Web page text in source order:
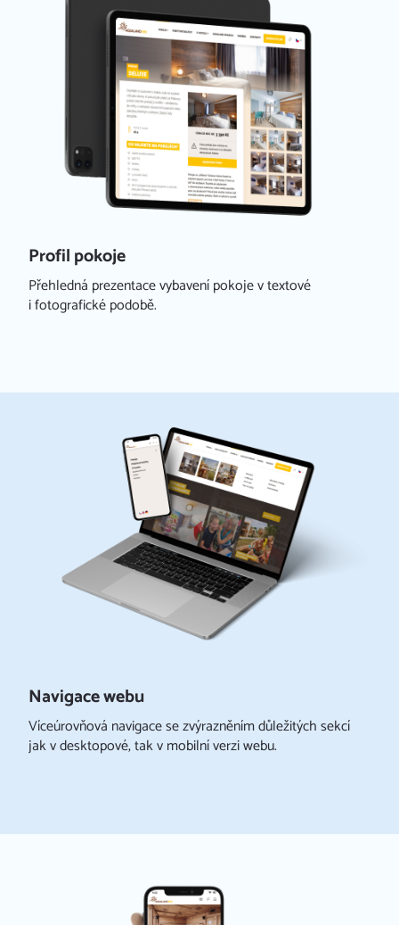
Profil pokoje
Přehledná prezentace vybavení pokoje v textové
i fotografické podobě.
Navigace webu
Víceúrovňová navigace se zvýrazněním důležitých sekcí
jak v desktopové, tak v mobilní verzi webu.